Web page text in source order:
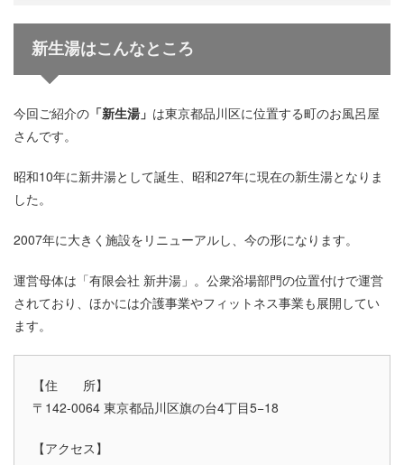
新生湯はこんなところ
今回ご紹介の 「新生湯」 は東京都品川区に位置する町のお風呂屋
さんです。
昭和10年に新井湯として誕生、昭和27年に現在の新生湯となりま
した。
2007年に大きく施設をリニューアルし、今の形になります。
運営母体は「有限会社 新井湯」。公衆浴場部門の位置付けで運営
されており、ほかには介護事業やフィットネス事業も展開してい
ます。
【住 所】
〒142-0064 東京都品川区旗の台4丁目5−18
【アクセス】